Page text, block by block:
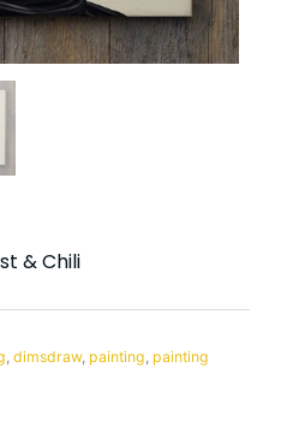
& Chili
, dimsdraw, painting, painting